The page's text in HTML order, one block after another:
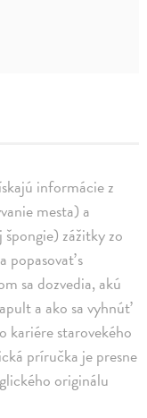
informácie z
mesta) a
zážitky zo
popasovať s
sa dozvedia, akú
a ako sa vyhnúť
kariére starovekého
príručka je presne
originálu